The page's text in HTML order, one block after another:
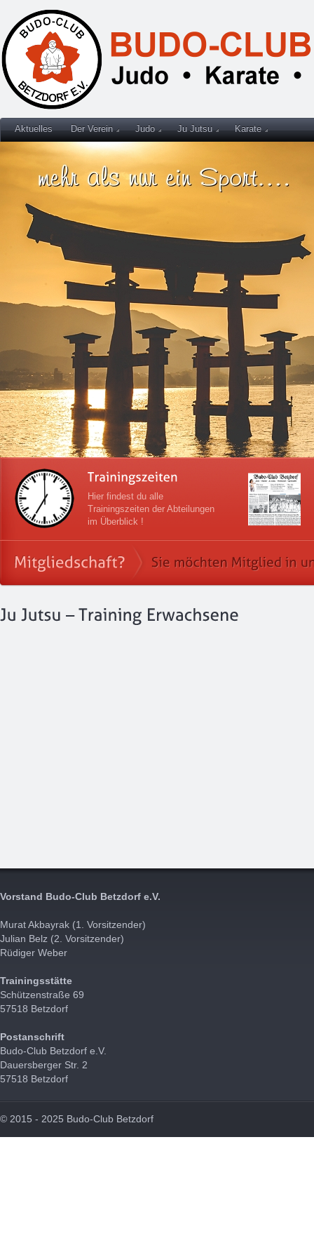
Aktuelles Der Verein Judo Ju Jutsu Karate
Hier findest du alle
Trainingszeiten der Abteilungen
im Überblick !
Vorstand Budo-Club Betzdorf e.V.
Murat Akbayrak (1. Vorsitzender)
Julian Belz (2. Vorsitzender)
Rüdiger Weber
Trainingsstätte
Schützenstraße 69
57518 Betzdorf
Postanschrift
Budo-Club Betzdorf e.V.
Dauersberger Str. 2
57518 Betzdorf
© 2015 - 2025 Budo-Club Betzdorf